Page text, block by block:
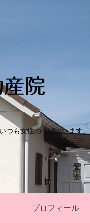
つも女性のそばにいます。
プロフィール